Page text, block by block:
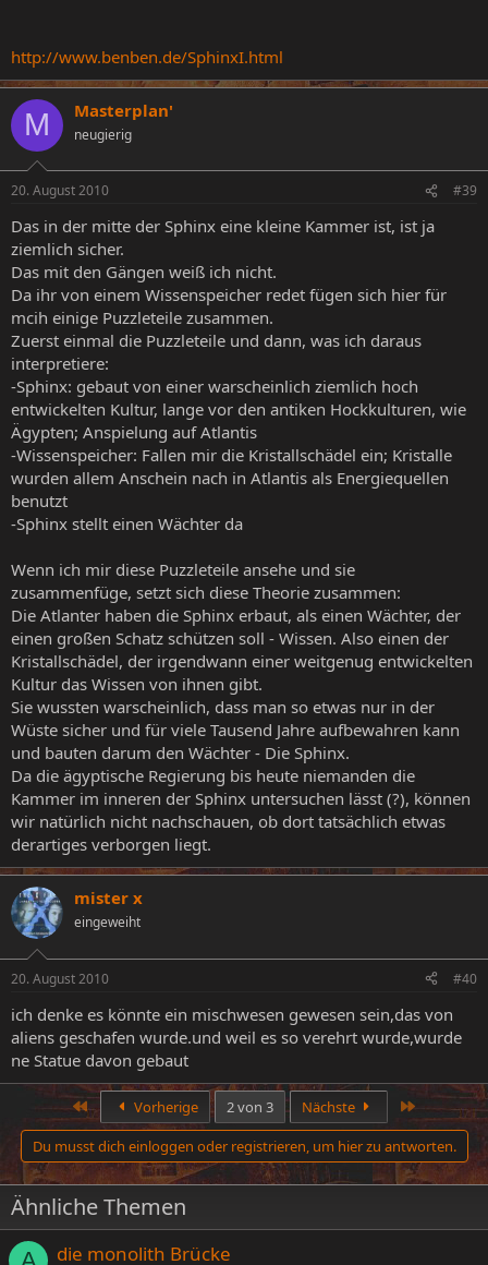
http://www.benben.de/SphinxI.html
M Masterplan'
neugierig
20. August 2010 #39
Das in der mitte der Sphinx eine kleine Kammer ist, ist ja
ziemlich sicher.
Das mit den Gängen weiß ich nicht.
Da ihr von einem Wissenspeicher redet fügen sich hier für
mcih einige Puzzleteile zusammen.
Zuerst einmal die Puzzleteile und dann, was ich daraus
interpretiere:
-Sphinx: gebaut von einer warscheinlich ziemlich hoch
entwickelten Kultur, lange vor den antiken Hockkulturen, wie
Ägypten; Anspielung auf Atlantis
-Wissenspeicher: Fallen mir die Kristallschädel ein; Kristalle
wurden allem Anschein nach in Atlantis als Energiequellen
benutzt
-Sphinx stellt einen Wächter da
Wenn ich mir diese Puzzleteile ansehe und sie
zusammenfüge, setzt sich diese Theorie zusammen:
Die Atlanter haben die Sphinx erbaut, als einen Wächter, der
einen großen Schatz schützen soll - Wissen. Also einen der
Kristallschädel, der irgendwann einer weitgenug entwickelten
Kultur das Wissen von ihnen gibt.
Sie wussten warscheinlich, dass man so etwas nur in der
Wüste sicher und für viele Tausend Jahre aufbewahren kann
und bauten darum den Wächter - Die Sphinx.
Da die ägyptische Regierung bis heute niemanden die
Kammer im inneren der Sphinx untersuchen lässt (?), können
wir natürlich nicht nachschauen, ob dort tatsächlich etwas
derartiges verborgen liegt.
mister x
eingeweiht
20. August 2010 #40
ich denke es könnte ein mischwesen gewesen sein,das von
aliens geschafen wurde.und weil es so verehrt wurde,wurde
ne Statue davon gebaut
Erste Vorherige 2 von 3 Nächste Letzte
Du musst dich einloggen oder registrieren, um hier zu antworten.
Ähnliche Themen
A die monolith Brücke